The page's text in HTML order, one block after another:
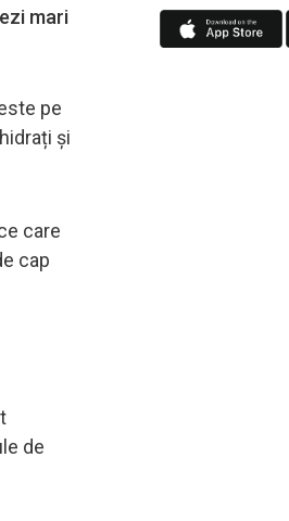
mari
pe
și
care
cap
de